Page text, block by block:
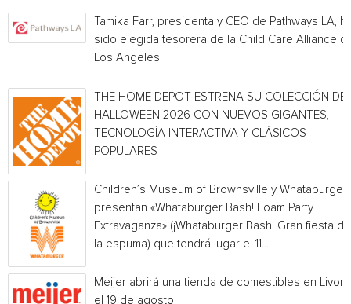
Tamika Farr, presidenta y CEO de Pathways LA,
sido elegida tesorera de la Child Care Alliance of
Los Angeles
THE HOME DEPOT ESTRENA SU COLECCIÓN DE
HALLOWEEN 2026 CON NUEVOS GIGANTES,
TECNOLOGÍA INTERACTIVA Y CLÁSICOS
POPULARES
Children’s Museum of Brownsville y Whataburger
presentan «Whataburger Bash! Foam Party
Extravaganza» (¡Whataburger Bash! Gran fiesta de
la espuma) que tendrá lugar el 11...
Meijer abrirá una tienda de comestibles en
el 19 de agosto